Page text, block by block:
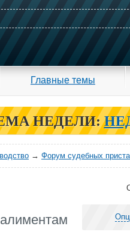
Главные темы
НЕДЕЛИ:
→ Форум судебных